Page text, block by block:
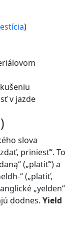
)
v jazde
slova
priniesť“. To
(„platiť“) a
“ („platiť,
„yelden“
dodnes. Yield